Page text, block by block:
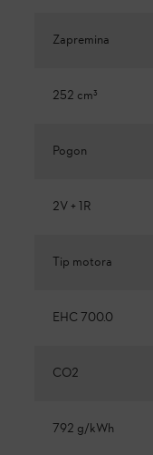
Zapremina
252 cm³
Pogon
2V + 1R
Tip motora
EHC 700.0
CO2
792 g/kWh